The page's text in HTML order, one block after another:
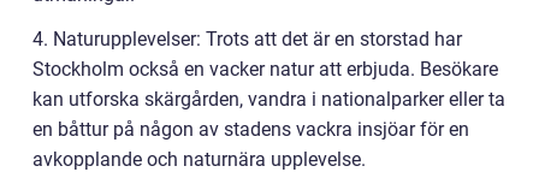
4. Naturupplevelser: Trots att det är en storstad har
Stockholm också en vacker natur att erbjuda. Besökare
kan utforska skärgården, vandra i nationalparker eller ta
en båttur på någon av stadens vackra insjöar för en
avkopplande och naturnära upplevelse.